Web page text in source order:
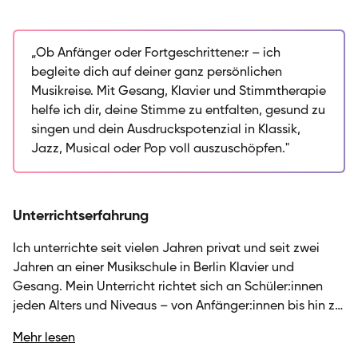
gestalten möchten. Mein Unterricht verbindet
fundierte Technik mit kreativem Ausdruck: Ob du
deine ersten Akkorde am Klavier lernst, deine Stimme
stärkst oder dich in verschiedenen Stilrichtungen
ausprobieren möchtest – ich begleite dich mit
Struktur, Geduld und Leidenschaft. Dank meiner
Weiterbildung in Stimmtherapie kann ich dir auch bei
eine gesunde, wohlklingende Stimme entwickelst und
selbstbewusst auftrittst. Meine umfangreiche
Bühnenerfahrung fließt in jeden Unterricht ein – egal,
ob du Anfänger bist oder bereits Erfahrung mitbringst.
Ich freue mich darauf, dich in einer persönlichen
musikalischen Ziele zu erreichen.
„Ob Anfänger oder Fortgeschrittene:r – ich
begleite dich auf deiner ganz persönlichen
Musikreise. Mit Gesang, Klavier und Stimmtherapie
helfe ich dir, deine Stimme zu entfalten, gesund zu
singen und dein Ausdruckspotenzial in Klassik,
Jazz, Musical oder Pop voll auszuschöpfen."
Unterrichtserfahrung
Ich unterrichte seit vielen Jahren privat und seit zwei
Jahren an einer Musikschule in Berlin Klavier und
Gesang. Mein Unterricht richtet sich an Schüler:innen
jeden Alters und Niveaus – von Anfänger:innen bis hin zu
Mehr lesen